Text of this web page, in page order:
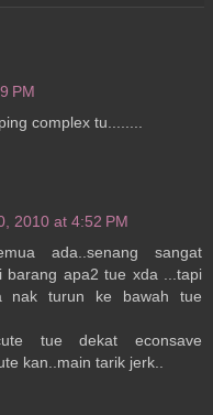
PM
complex tu........
2010 at 4:52 PM
ada..senang sangat
barang apa2 tue xda ...tapi
nak turun ke bawah tue
tue dekat econsave
kan..main tarik jerk..